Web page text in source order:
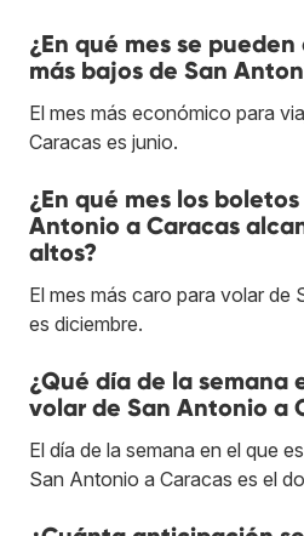
¿En qué mes se
más bajos de San
El mes más económico para
Caracas es junio.
¿En qué mes los
Antonio a Caracas
altos?
El mes más caro para volar de
es diciembre.
¿Qué día de la semana
volar de San Antonio a
El día de la semana en el que
San Antonio a Caracas es el